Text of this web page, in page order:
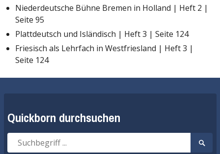
Niederdeutsche Bühne Bremen in Holland | Heft 2 |
Seite 95
Plattdeutsch und Isländisch | Heft 3 | Seite 124
Friesisch als Lehrfach in Westfriesland | Heft 3 |
Seite 124
Quickborn durchsuchen
Suche
nach:
Suche